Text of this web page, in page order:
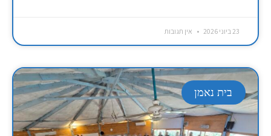
23 ביוני 2026 אין תגובות
בית נאמן